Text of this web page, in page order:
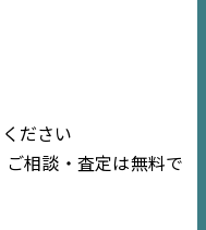
ださい
相談・査定は無料で